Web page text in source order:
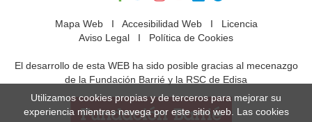
Mapa WebI Accesibilidad WebI Licencia
Aviso Legal I Política de Cookies
El desarrollo de esta WEB ha sido posible gracias al mecenazgo
de la Fundación Barrié y la RSC de Edisa
Utilizamos cookies propias y de terceros para mejorar su
experiencia mientras navega por este sitio web. Las cookies